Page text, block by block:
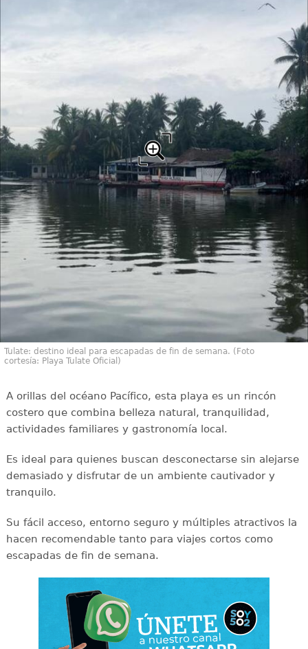
Tulate: destino ideal para escapadas de fin de semana. (Foto
cortesía: Playa Tulate Oficial)
A orillas del océano Pacífico, esta playa es un rincón
costero que combina belleza natural, tranquilidad,
actividades familiares y gastronomía local.
Es ideal para quienes buscan desconectarse sin alejarse
demasiado y disfrutar de un ambiente cautivador y
tranquilo.
Su fácil acceso, entorno seguro y múltiples atractivos la
hacen recomendable tanto para viajes cortos como
escapadas de fin de semana.